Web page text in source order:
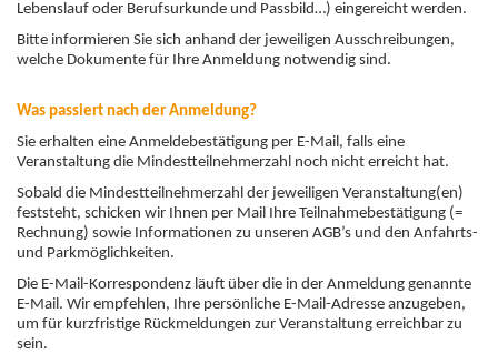
Lebenslauf oder Berufsurkunde und Passbild…) eingereicht werden.
Bitte informieren Sie sich anhand der jeweiligen Ausschreibungen,
welche Dokumente für Ihre Anmeldung notwendig sind.
Was passiert nach der Anmeldung?
Sie erhalten eine Anmeldebestätigung per E-Mail, falls eine
Veranstaltung die Mindestteilnehmerzahl noch nicht erreicht hat.
Sobald die Mindestteilnehmerzahl der jeweiligen Veranstaltung(en)
feststeht, schicken wir Ihnen per Mail Ihre Teilnahmebestätigung (=
Rechnung) sowie Informationen zu unseren AGB’s und den Anfahrts-
und Parkmöglichkeiten.
Die E-Mail-Korrespondenz läuft über die in der Anmeldung genannte
E-Mail. Wir empfehlen, Ihre persönliche E-Mail-Adresse anzugeben,
um für kurzfristige Rückmeldungen zur Veranstaltung erreichbar zu
sein.